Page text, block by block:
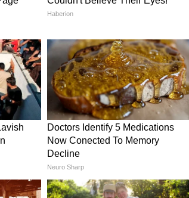
आसान विधि
गर्म होने पर अदरक-लहसुन डालकर
गाजर और प्याज डालें।
2-3 मिनट तक भूनें ताकि उनका हल्का
नमक और काली मिर्च डालकर अच्छे से
दें।
तब इसमें कद्दूकस किया हुआ पनीर और थोड़ा
गोल बॉल्स बना लें।
रखें और एक बाउल में पानी लें। पहले